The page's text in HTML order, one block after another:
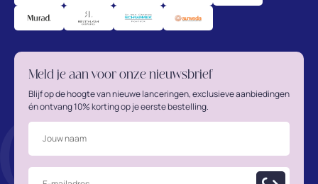
Meld je aan voor onze nieuwsbrief
Blijf op de hoogte van nieuwe lanceringen, exclusieve aanbiedingen
én ontvang 10% korting op je eerste bestelling.